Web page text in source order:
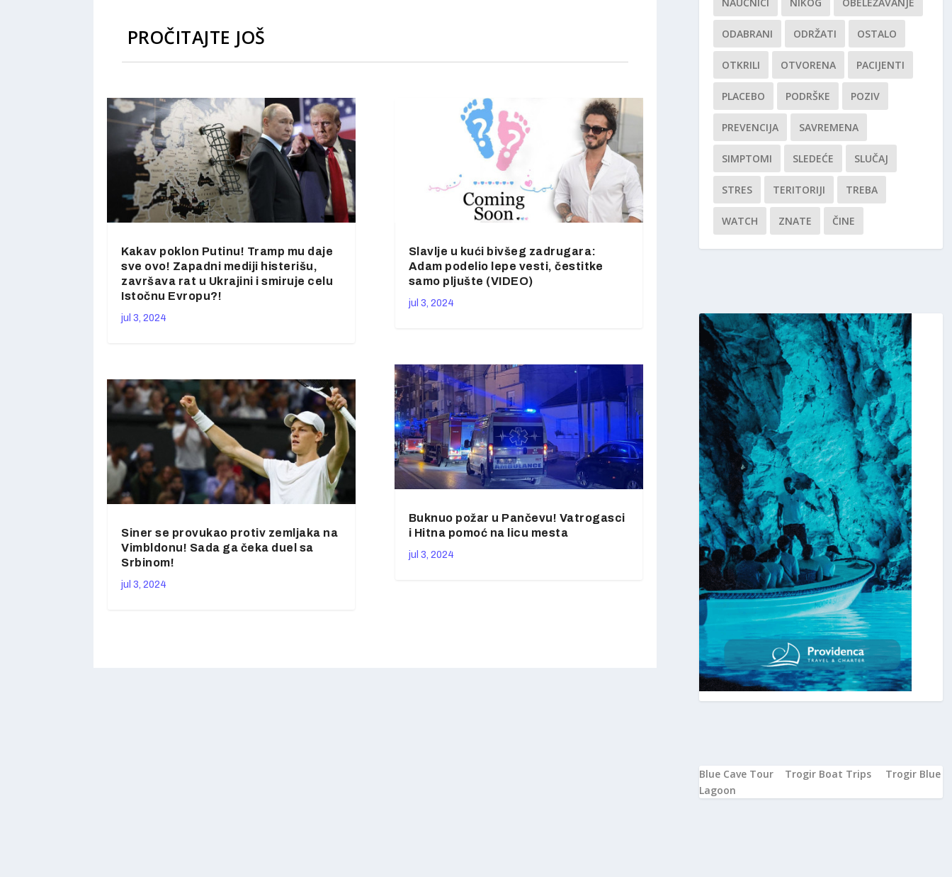
PROČITAJTE JOŠ
Kakav poklon Putinu! Tramp mu daje
sve ovo! Zapadni mediji histerišu,
završava rat u Ukrajini i smiruje celu
Istočnu Evropu?!
jul 3, 2024
Siner se provukao protiv zemljaka na
Vimbldonu! Sada ga čeka duel sa
Srbinom!
jul 3, 2024
Slavlje u kući bivšeg zadrugara:
Adam podelio lepe vesti, čestitke
samo pljušte (VIDEO)
jul 3, 2024
Buknuo požar u Pančevu! Vatrogasci
i Hitna pomoć na licu mesta
jul 3, 2024
NAUČNICI NIKOG OBELEŽAVANJE
ODABRANI ODRŽATI OSTALO
OTKRILI OTVORENA PACIJENTI
PLACEBO PODRŠKE POZIV
PREVENCIJA SAVREMENA
SIMPTOMI SLEDEĆE SLUČAJ
STRES TERITORIJI TREBA
WATCH ZNATE ČINE
Blue Cave Tour Trogir Boat Trips
Trogir Blue
Lagoon